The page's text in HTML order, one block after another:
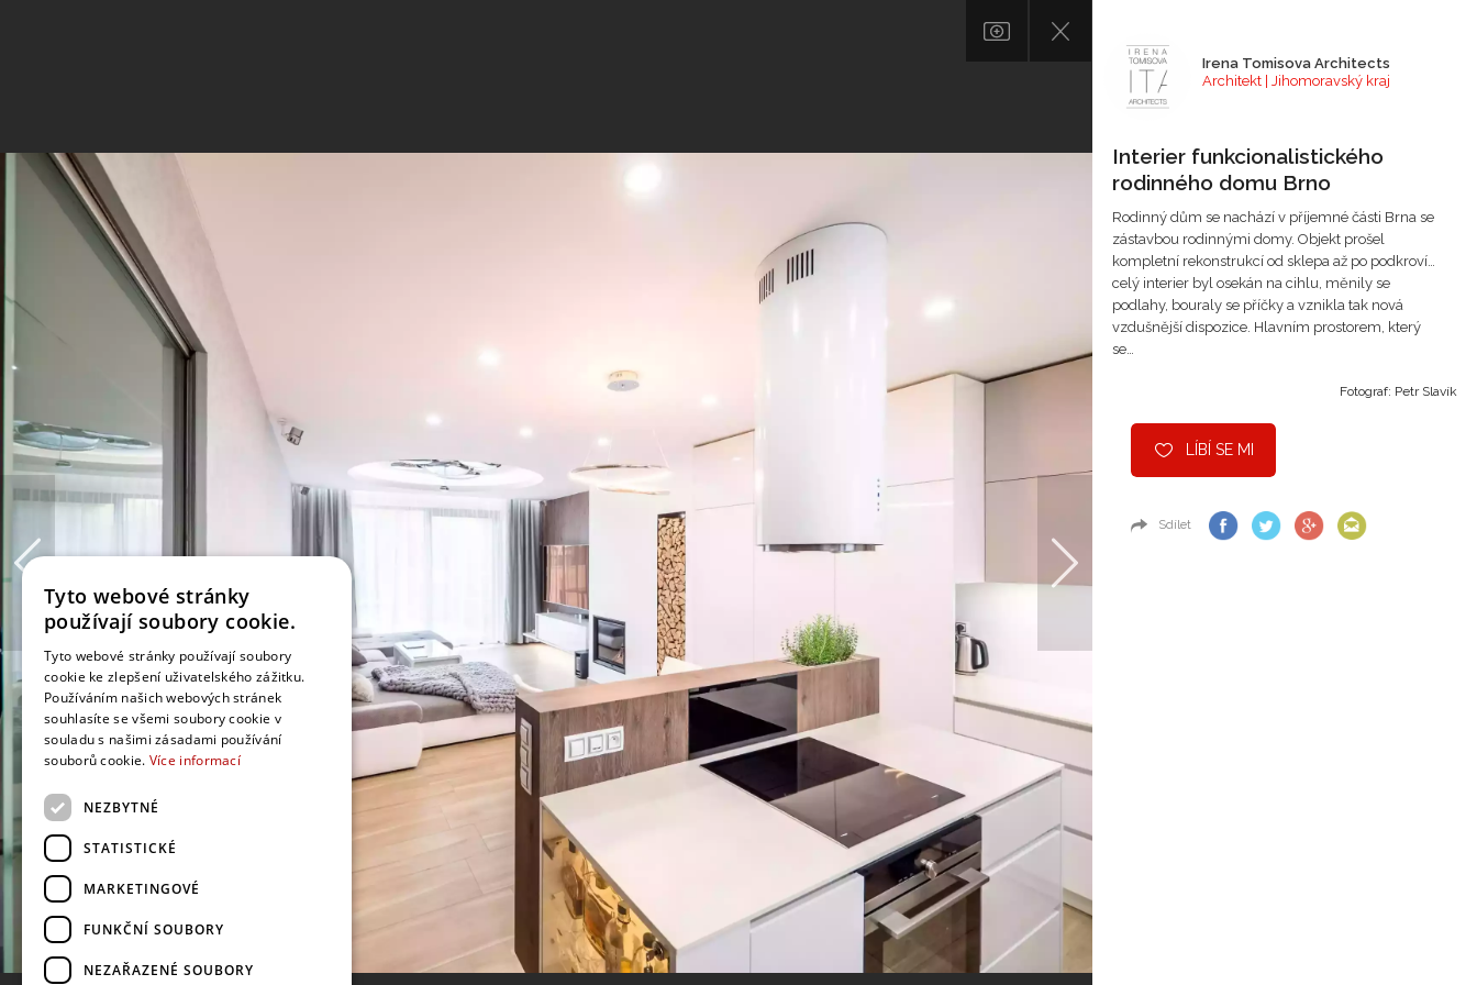
Irena Tomisova Architects
Architekt | Jihomoravský kraj
Interier funkcionalistického
rodinného domu Brno
Rodinný dům se nachází v příjemné části Brna se
zástavbou rodinnými domy. Objekt prošel
kompletní rekonstrukcí od sklepa až po podkroví…
celý interier byl osekán na cihlu, měnily se
podlahy, bouraly se příčky a vznikla tak nová
vzdušnější dispozice. Hlavním prostorem, který
se…
Fotograf: Petr Slavík
LÍBÍ SE MI
Sdílet
Tyto webové stránky
používají soubory cookie.
Tyto webové stránky používají soubory
cookie ke zlepšení uživatelského zážitku.
Používáním našich webových stránek
souhlasíte se všemi soubory cookie v
souladu s našimi zásadami používání
souborů cookie. Více informací
NEZBYTNÉ
STATISTICKÉ
MARKETINGOVÉ
FUNKČNÍ SOUBORY
NEZAŘAZENÉ SOUBORY